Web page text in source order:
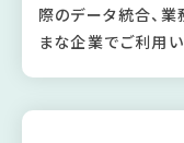
際のデータ統合、
まな企業でご利用い